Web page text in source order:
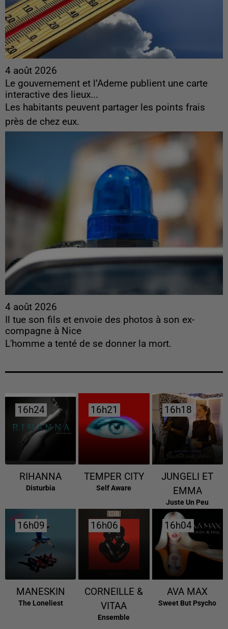
4 août 2026
Le gouvernement et l’Ademe publient une carte
interactive des lieux...
Les habitants peuvent partager les points frais
près de chez eux.
4 août 2026
Il tue son fils et envoie des photos à son ex-
compagne à Nice
L'homme a tenté de se donner la mort.
16h24
16h24
RIHANNA
Disturbia
16h21
16h21
TEMPER CITY
Self Aware
16h18
16h18
JUNGELI ET
EMMA
Juste Un Peu
16h09
16h09
MANESKIN
The Loneliest
16h06
16h06
CORNEILLE &
VITAA
Ensemble
16h04
16h04
AVA MAX
Sweet But Psycho